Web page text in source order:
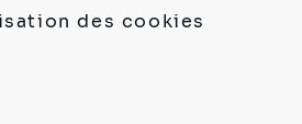
des cookies